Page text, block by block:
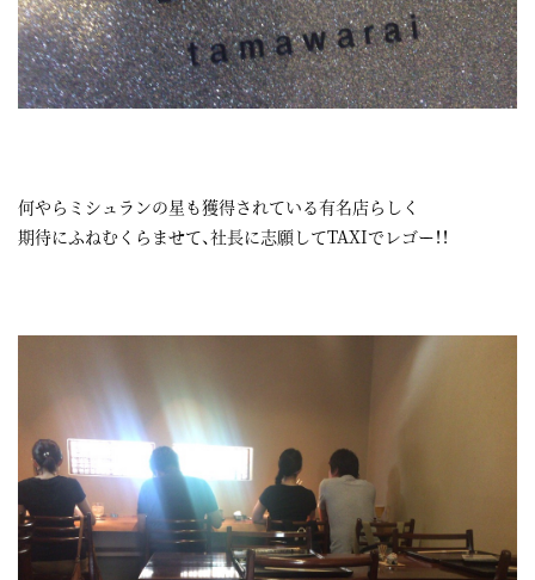
何やらミシュランの星も獲得されている有名店らしく
期待にふねむくらませて、社長に志願してTAXIでレゴー！！